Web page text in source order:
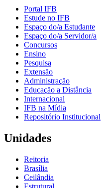
Portal IFB
Estude no IFB
Espaço do/a Estudante
Espaço do/a Servidor/a
Concursos
Ensino
Pesquisa
Extensão
Administração
Educação a Distância
Internacional
IFB na Mídia
Repositório Institucional
Unidades
Reitoria
Brasília
Ceilândia
Estrutural